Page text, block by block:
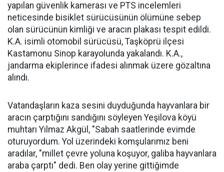
yapılan güvenlik kamerası ve PTS incelemleri
neticesinde bisiklet sürücüsünün ölümüne sebep
olan sürücünün kimliği ve aracın plakası tespit edildi.
K.A. isimli otomobil sürücüsü, Taşköprü ilçesi
Kastamonu Sinop karayolunda yakalandı. K.A.,
jandarma ekiplerince ifadesi alınmak üzere gözaltına
alındı.
Vatandaşların kaza sesini duyduğunda hayvanlara bir
aracın çarptığını sandığını söyleyen Yeşilova köyü
muhtarı Yılmaz Akgül, "Sabah saatlerinde evimde
oturuyordum. Yol üzerindeki komşularımız beni
aradılar, "millet çevre yoluna koşuyor, galiba hayvanlara
araba çarptı" dedi. Ben olay yerine gittiğimde